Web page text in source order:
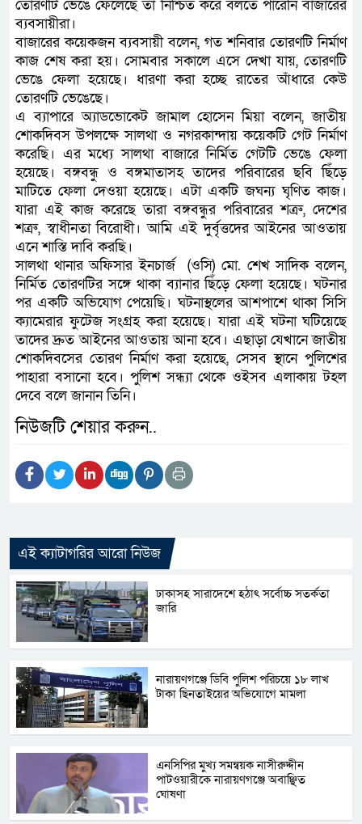
তোরণটি ভেঙে ফেলেছে তা নিশ্চিত করে বলতে পারেনি বাজারের
ব্যবসায়ীরা।
বাজারের কয়েকজন ব্যবসায়ী বলেন, গত শনিবার তোরণটি নির্মাণ
কাজ শেষ করা হয়। সোমবার সকালে এসে দেখা যায়, তোরণটি
ভেঙে ফেলা হয়েছে। ধারণা করা হচ্ছে রাতের আঁধারে কেউ
তোরণটি ভেঙেছে।
এ ব্যাপারে অ্যাডভোকেট জামাল হোসেন মিয়া বলেন, জাতীয়
শোকদিবস উপলক্ষে সালথা ও নগরকান্দায় কয়েকটি গেট নির্মাণ
করেছি। এর মধ্যে সালথা বাজারে নির্মিত গেটটি ভেঙে ফেলা
হয়েছে। বঙ্গবন্ধু ও বঙ্গমাতাসহ তাদের পরিবারের ছবি ছিঁড়ে
মাটিতে ফেলা দেওয়া হয়েছে। এটা একটি জঘন্য ঘৃণিত কাজ।
যারা এই কাজ করেছে তারা বঙ্গবন্ধুর পরিবারের শত্রু, দেশের
শত্রু, স্বাধীনতা বিরোধী। আমি এই দুর্বৃত্তদের আইনের আওতায়
এনে শাস্তি দাবি করছি।
সালথা থানার অফিসার ইনচার্জ (ওসি) মো. শেখ সাদিক বলেন,
নির্মিত তোরণটির সঙ্গে থাকা ব্যানার ছিঁড়ে ফেলা হয়েছে। ঘটনার
পর একটি অভিযোগ পেয়েছি। ঘটনাস্থলের আশপাশে থাকা সিসি
ক্যামেরার ফুটেজ সংগ্রহ করা হয়েছে। যারা এই ঘটনা ঘটিয়েছে
তাদের দ্রুত আইনের আওতায় আনা হবে। এছাড়া যেখানে জাতীয়
শোকদিবসের তোরণ নির্মাণ করা হয়েছে, সেসব স্থানে পুলিশের
পাহারা বসানো হবে। পুলিশ সন্ধ্যা থেকে ওইসব এলাকায় টহল
দেবে বলে জানান তিনি।
নিউজটি শেয়ার করুন..
এই ক্যাটাগরির আরো নিউজ
ঢাকাসহ সারাদেশে হঠাৎ সর্বোচ্চ সতর্কতা
জা‌রি
নারায়ণগঞ্জে ডিবি পুলিশ পরিচয়ে ১৮ লাখ
টাকা ছিনতাইয়ের অভিযোগে মামলা
এনসিপির মুখ্য সমন্বয়ক নাসীরুদ্দীন
পাটওয়ারীকে নারায়ণগঞ্জে অবাঞ্ছিত
ঘোষণা